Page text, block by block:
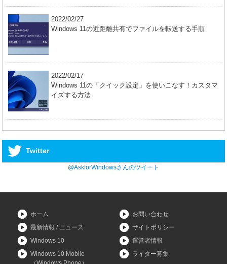
2022/02/27
Windows 11の近距離共有でファイルを転送する手順
2022/02/17
Windows 11の「クイック設定」を使いこなす！カスタマ
イズする方法
Twitter
@AskforWindowsさんのツイート
ホーム
最新情報 / ニュース
Windows 10
Windows 10 Mobile
お問い合わせ
サイトポリシー
運営者情報
ライター募集